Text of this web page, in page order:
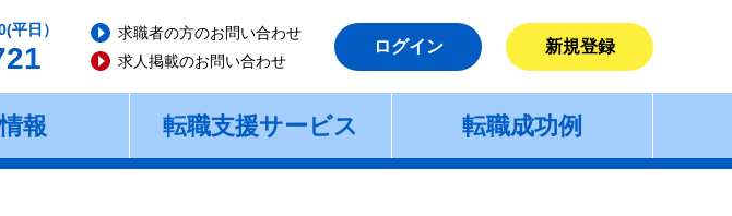
平日）
求職者の方のお問い合わせ
求人掲載のお問い合わせ
ログイン 新規登録
報 転職支援サービス 転職成功例